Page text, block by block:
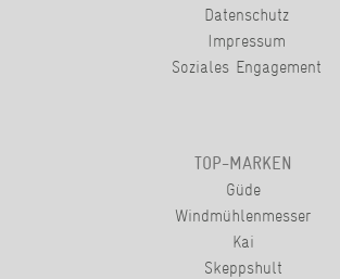
Datenschutz
Impressum
Soziales Engagement
TOP-MARKEN
Güde
Windmühlenmesser
Kai
Skeppshult